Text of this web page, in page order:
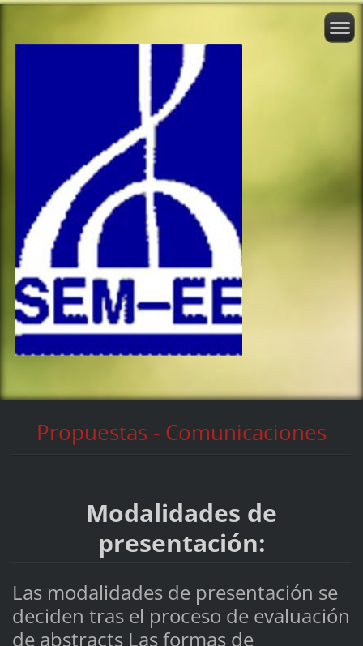
Propuestas - Comunicaciones
Modalidades de
presentación:
Las modalidades de presentación se
deciden tras el proceso de evaluación
de abstracts Las formas de